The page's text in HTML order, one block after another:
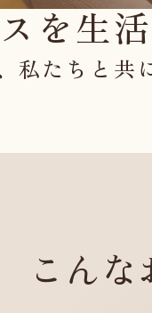
を生
私たちと共
こんな